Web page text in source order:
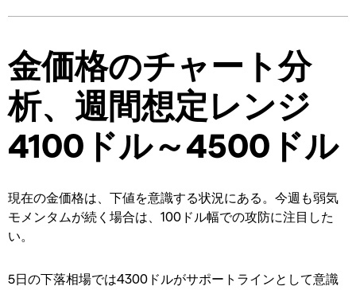
金価格のチャート分
析、週間想定レンジ
4100ドル～4500ドル
現在の金価格は、下値を意識する状況にある。今週も弱気
モメンタムが続く場合は、100ドル幅での攻防に注目した
い。
5日の下落相場では4300ドルがサポートラインとして意識